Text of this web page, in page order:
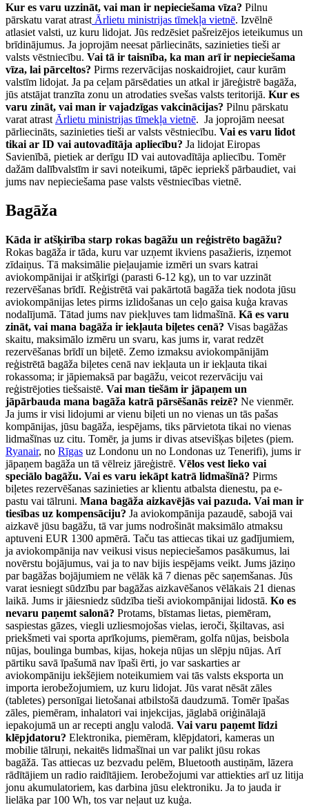
Kur es varu uzzināt, vai man ir nepieciešama vīza? Pilnu
pārskatu varat atrast Ārlietu ministrijas tīmekļa vietnē. Izvēlnē
atlasiet valsti, uz kuru lidojat. Jūs redzēsiet pašreizējos ieteikumus un
brīdinājumus. Ja joprojām neesat pārliecināts, sazinieties tieši ar
valsts vēstniecību. Vai tā ir taisnība, ka man arī ir nepieciešama
vīza, lai pārceltos? Pirms rezervācijas noskaidrojiet, caur kurām
valstīm lidojat. Ja pa ceļam pārsēdaties un atkal ir jāreģistrē bagāža,
jūs atstājat tranzīta zonu un atrodaties svešas valsts teritorijā. Kur es
varu zināt, vai man ir vajadzīgas vakcinācijas? Pilnu pārskatu
varat atrast Ārlietu ministrijas tīmekļa vietnē. Ja joprojām neesat
pārliecināts, sazinieties tieši ar valsts vēstniecību. Vai es varu lidot
tikai ar ID vai autovadītāja apliecību? Ja lidojat Eiropas
Savienībā, pietiek ar derīgu ID vai autovadītāja apliecību. Tomēr
dažām dalībvalstīm ir savi noteikumi, tāpēc iepriekš pārbaudiet, vai
jums nav nepieciešama pase valsts vēstniecības vietnē.
Bagāža
Kāda ir atšķirība starp rokas bagāžu un reģistrēto bagāžu?
Rokas bagāža ir tāda, kuru var uzņemt ikviens pasažieris, izņemot
zīdaiņus. Tā maksimālie pieļaujamie izmēri un svars katrai
aviokompānijai ir atšķirīgi (parasti 6-12 kg), un to var uzzināt
rezervēšanas brīdī. Reģistrētā vai pakārtotā bagāža tiek nodota jūsu
aviokompānijas letes pirms izlidošanas un ceļo gaisa kuģa kravas
nodalījumā. Tātad jums nav piekļuves tam lidmašīnā. Kā es varu
zināt, vai mana bagāža ir iekļauta biļetes cenā? Visas bagāžas
skaitu, maksimālo izmēru un svaru, kas jums ir, varat redzēt
rezervēšanas brīdī un biļetē. Zemo izmaksu aviokompānijām
reģistrētā bagāža biļetes cenā nav iekļauta un ir iekļauta tikai
rokassoma; ir jāpiemaksā par bagāžu, veicot rezervāciju vai
reģistrējoties tiešsaistē. Vai man tiešām ir jāpaņem un
jāpārbauda mana bagāža katrā pārsēšanās reizē? Ne vienmēr.
Ja jums ir visi lidojumi ar vienu biļeti un no vienas un tās pašas
kompānijas, jūsu bagāža, iespējams, tiks pārvietota tikai no vienas
lidmašīnas uz citu. Tomēr, ja jums ir divas atsevišķas biļetes (piem.
Ryanair, no Rīgas uz Londonu un no Londonas uz Tenerifi), jums ir
jāpaņem bagāža un tā vēlreiz jāreģistrē. Vēlos vest lieko vai
speciālo bagāžu. Vai es varu iekāpt katrā lidmašīnā? Pirms
biļetes rezervēšanas sazinieties ar klientu atbalsta dienestu, pa e-
pastu vai tālruni. Mana bagāža aizkavējās vai pazuda. Vai man ir
tiesības uz kompensāciju? Ja aviokompānija pazaudē, sabojā vai
aizkavē jūsu bagāžu, tā var jums nodrošināt maksimālo atmaksu
aptuveni EUR 1300 apmērā. Taču tas attiecas tikai uz gadījumiem,
ja aviokompānija nav veikusi visus nepieciešamos pasākumus, lai
novērstu bojājumus, vai ja to nav bijis iespējams veikt. Jums jāziņo
par bagāžas bojājumiem ne vēlāk kā 7 dienas pēc saņemšanas. Jūs
varat iesniegt sūdzību par bagāžas aizkavēšanos vēlākais 21 dienas
laikā. Jums ir jāiesniedz sūdzība tieši aviokompānijai lidostā. Ko es
nevaru paņemt salonā? Protams, bīstamas lietas, piemēram,
saspiestas gāzes, viegli uzliesmojošas vielas, ieroči, šķiltavas, asi
priekšmeti vai sporta aprīkojums, piemēram, golfa nūjas, beisbola
nūjas, boulinga bumbas, kijas, hokeja nūjas un slēpju nūjas. Arī
pārtiku savā īpašumā nav īpaši ērti, jo var saskarties ar
aviokompāniju iekšējiem noteikumiem vai tās valsts eksporta un
importa ierobežojumiem, uz kuru lidojat. Jūs varat nēsāt zāles
(tabletes) personīgai lietošanai atbilstošā daudzumā. Tomēr īpašas
zāles, piemēram, inhalatori vai injekcijas, jāglabā oriģinālajā
iepakojumā un ar recepti angļu valodā. Vai varu paņemt līdzi
klēpjdatoru? Elektronika, piemēram, klēpjdatori, kameras un
mobilie tālruņi, nekaitēs lidmašīnai un var palikt jūsu rokas
bagāžā. Tas attiecas uz bezvadu pelēm, Bluetooth austiņām, lāzera
rādītājiem un radio raidītājiem. Ierobežojumi var attiekties arī uz litija
jonu akumulatoriem, kas darbina jūsu elektroniku. Ja to jauda ir
lielāka par 100 Wh, tos var neļaut uz kuģa.